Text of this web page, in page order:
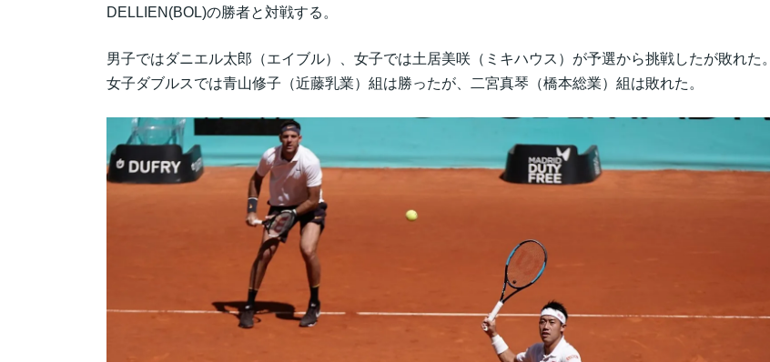
DELLIEN(BOL)の勝者と対戦する。
男子ではダニエル太郎（エイブル）、女子では土居美咲（ミキハウス）が予選から挑戦したが敗れた。
女子ダブルスでは青山修子（近藤乳業）組は勝ったが、二宮真琴（橋本総業）組は敗れた。